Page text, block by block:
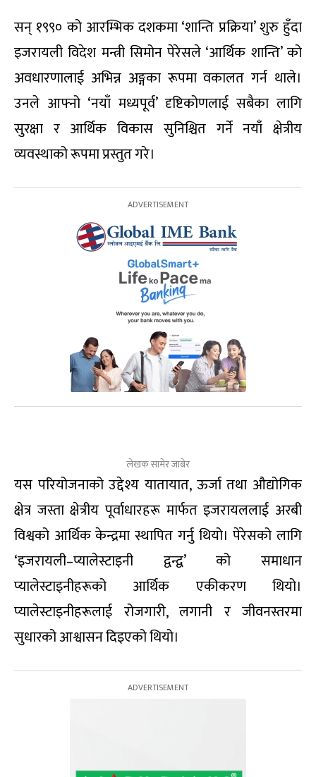
सन् १९९० को आरम्भिक दशकमा ‘शान्ति प्रक्रिया’ शुरु हुँदा
इजरायली विदेश मन्त्री सिमोन पेरेसले ‘आर्थिक शान्ति’ को
अवधारणालाई अभिन्न अङ्गका रूपमा वकालत गर्न थाले।
उनले आफ्नो ‘नयाँ मध्यपूर्व’ दृष्टिकोणलाई सबैका लागि
सुरक्षा र आर्थिक विकास सुनिश्चित गर्ने नयाँ क्षेत्रीय
व्यवस्थाको रूपमा प्रस्तुत गरे।
लेखक सामेर जाबेर
यस परियोजनाको उद्देश्य यातायात, ऊर्जा तथा औद्योगिक
क्षेत्र जस्ता क्षेत्रीय पूर्वाधारहरू मार्फत इजरायललाई अरबी
विश्वको आर्थिक केन्द्रमा स्थापित गर्नु थियो। पेरेसको लागि
‘इजरायली–प्यालेस्टाइनी द्वन्द्व’ को समाधान
प्यालेस्टाइनीहरूको आर्थिक एकीकरण थियो।
प्यालेस्टाइनीहरूलाई रोजगारी, लगानी र जीवनस्तरमा
सुधारको आश्वासन दिइएको थियो।